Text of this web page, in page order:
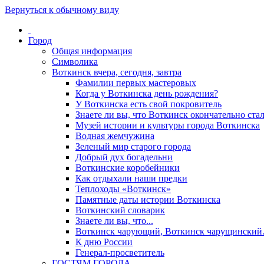
Вернуться к обычному виду
Город
Общая информация
Символика
Воткинск вчера, сегодня, завтра
Фамилии первых мастеровых
Когда у Воткинска день рождения?
У Воткинска есть свой покровитель
Знаете ли вы, что Воткинск окончательно
Музей истории и культуры города Воткинска
Водная жемчужина
Зеленый мир старого города
Добрый дух богадельни
Воткинские коробейники
Как отдыхали наши предки
Теплоходы «Воткинск»
Памятные даты истории Воткинска
Воткинский словарик
Знаете ли вы, что...
Воткинск чарующий, Воткинск
К дню России
Генерал-просветитель